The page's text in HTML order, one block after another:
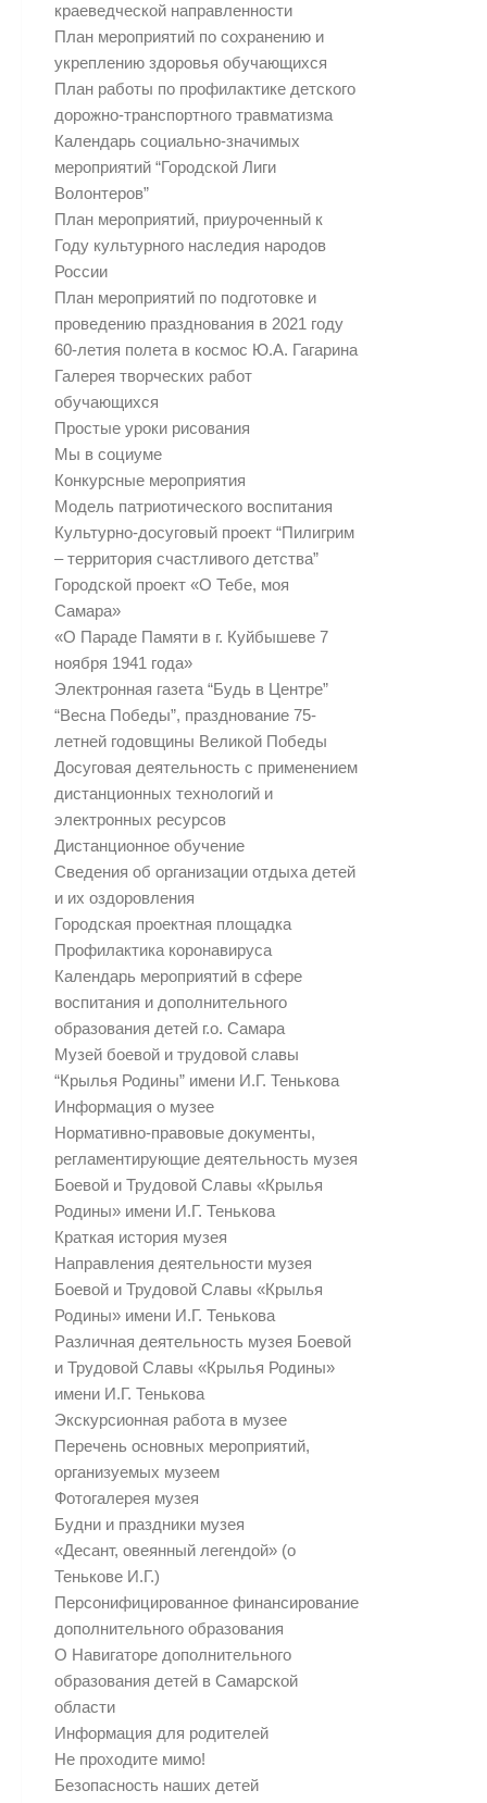
краеведческой направленности
План мероприятий по сохранению и
укреплению здоровья обучающихся
План работы по профилактике детского
дорожно-транспортного травматизма
Календарь социально-значимых
мероприятий “Городской Лиги
Волонтеров”
План мероприятий, приуроченный к
Году культурного наследия народов
России
План мероприятий по подготовке и
проведению празднования в 2021 году
60-летия полета в космос Ю.А. Гагарина
Галерея творческих работ
обучающихся
Простые уроки рисования
Мы в социуме
Конкурсные мероприятия
Модель патриотического воспитания
Культурно-досуговый проект “Пилигрим
– территория счастливого детства”
Городской проект «О Тебе, моя
Самара»
«О Параде Памяти в г. Куйбышеве 7
ноября 1941 года»
Электронная газета “Будь в Центре”
“Весна Победы”, празднование 75-
летней годовщины Великой Победы
Досуговая деятельность с применением
дистанционных технологий и
электронных ресурсов
Дистанционное обучение
Сведения об организации отдыха детей
и их оздоровления
Городская проектная площадка
Профилактика коронавируса
Календарь мероприятий в сфере
воспитания и дополнительного
образования детей г.о. Самара
Музей боевой и трудовой славы
“Крылья Родины” имени И.Г. Тенькова
Информация о музее
Нормативно-правовые документы,
регламентирующие деятельность музея
Боевой и Трудовой Славы «Крылья
Родины» имени И.Г. Тенькова
Краткая история музея
Направления деятельности музея
Боевой и Трудовой Славы «Крылья
Родины» имени И.Г. Тенькова
Различная деятельность музея Боевой
и Трудовой Славы «Крылья Родины»
имени И.Г. Тенькова
Экскурсионная работа в музее
Перечень основных мероприятий,
организуемых музеем
Фотогалерея музея
Будни и праздники музея
«Десант, овеянный легендой» (о
Тенькове И.Г.)
Персонифицированное финансирование
дополнительного образования
О Навигаторе дополнительного
образования детей в Самарской
области
Информация для родителей
Не проходите мимо!
Безопасность наших детей